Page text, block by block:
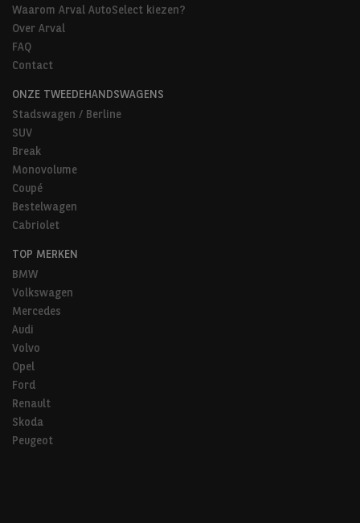
Waarom Arval AutoSelect kiezen?
Over Arval
FAQ
Contact
ONZE TWEEDEHANDSWAGENS
Stadswagen / Berline
SUV
Break
Monovolume
Coupé
Bestelwagen
Cabriolet
TOP MERKEN
BMW
Volkswagen
Mercedes
Audi
Volvo
Opel
Ford
Renault
Skoda
Peugeot